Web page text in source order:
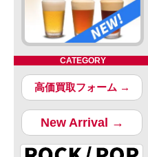
CATEGORY
高価買取フォーム →
New Arrival →